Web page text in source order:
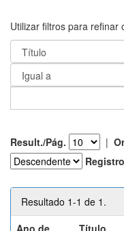
Utilizar filtros para refinar
Result./Pág. |
Resultado 1-1 de 1.
Ano de
Título